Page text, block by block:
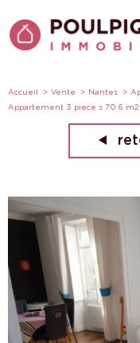
Accueil Vente Nantes
Appartement 3 piece s 70 6